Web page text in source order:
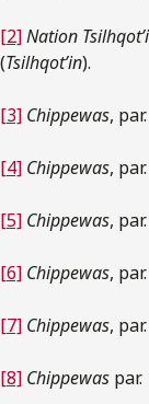
[2]Nation
(Tsilhqot’in).
[3] Chippewas,
[4] Chippewas,
[5] Chippewas,
[6] Chippewas,
[7] Chippewas,
[8] Chippewas par.